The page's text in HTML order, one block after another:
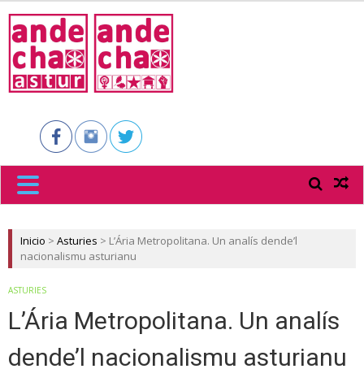
ASTUR
Inicio > Asturies > L’Ária Metropolitana. Un analís dende’l
nacionalismu asturianu
ASTURIES
L’Ária Metropolitana. Un analís
dende’l nacionalismu asturianu